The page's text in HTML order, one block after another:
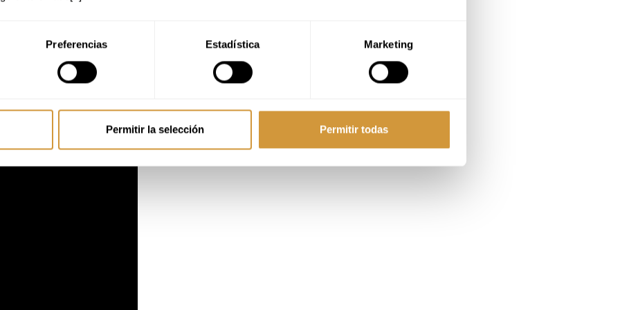
Preferencias Estadística Marketing
Permitir la selección Permitir todas
beren operazioak eta zerbitzuaren kalitatea hobetzen lagunduz.
ostalaritza industriako eragiketen kudeaketa postuak eskuratu ahal izango
lan eginez.
interesa dutenek prestatzaile edo irakasle bihurtu daitezke sukaldaritza
arreta arloan beren ezagutza eta esperientzia partekatuz etorkizuneko
DIZU